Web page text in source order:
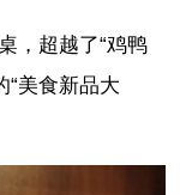
，超越了“鸡鸭
“美食新品大